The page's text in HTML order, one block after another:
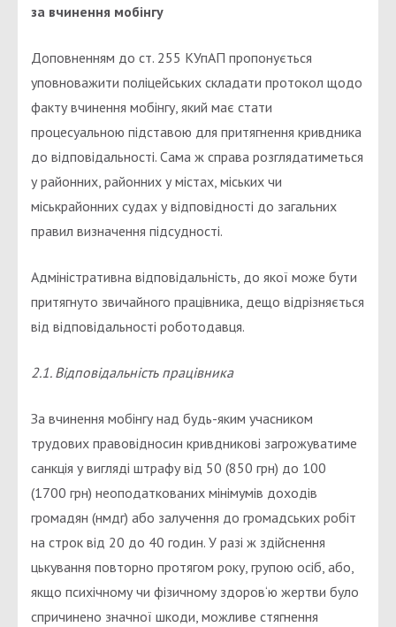
за вчинення мобінгу
Доповненням до ст. 255 КУпАП пропонується
уповноважити поліцейських складати протокол щодо
факту вчинення мобінгу, який має стати
процесуальною підставою для притягнення кривдника
до відповідальності. Сама ж справа розглядатиметься
у районних, районних у містах, міських чи
міськрайонних судах у відповідності до загальних
правил визначення підсудності.
Адміністративна відповідальність, до якої може бути
притягнуто звичайного працівника, дещо відрізняється
від відповідальності роботодавця.
2.1. Відповідальність працівника
За вчинення мобінгу над будь-яким учасником
трудових правовідносин кривдникові загрожуватиме
санкція у вигляді штрафу від 50 (850 грн) до 100
(1700 грн) неоподаткованих мінімумів доходів
громадян (нмдг) або залучення до громадських робіт
на строк від 20 до 40 годин. У разі ж здійснення
цькування повторно протягом року, групою осіб, або,
якщо психічному чи фізичному здоров‘ю жертви було
спричинено значної шкоди, можливе стягнення